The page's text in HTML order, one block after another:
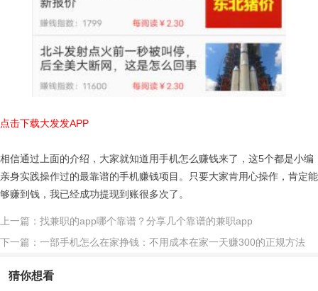
点击下载大发发APP
相信通过上面的介绍，大家就知道用手机怎么赚钱来了，这5个都是小编
亲身实践操作过的最靠谱的手机赚钱项目。只要大家肯用心操作，肯定能
够赚到钱，我已经成功提现到账很多次了。
上一篇：找兼职的app哪个靠谱？分享几个靠谱的兼职app
下一篇：一部手机怎么在家挣钱：不用成本在家一天赚300的正规方法
猜你想看